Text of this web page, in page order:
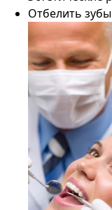
Отбелить зубы